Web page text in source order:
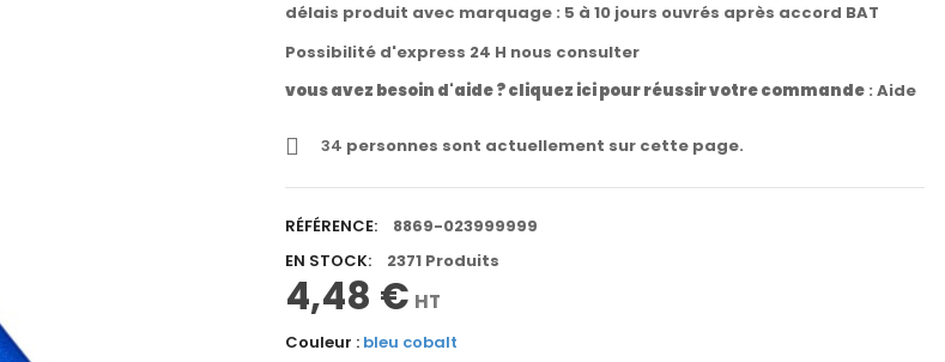
délais produit avec marquage : 5 à 10 jours ouvrés après accord BAT
Possibilité d'express 24 H nous consulter
vous avez besoin d'aide ? cliquez ici pour réussir votre commande: Aide
34 personnes sont actuellement sur cette page.
RÉFÉRENCE:
8869-023999999
EN STOCK:
2371 Produits
4,48 € HT
Couleur : bleu cobalt